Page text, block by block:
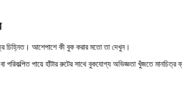
চিহ্নিত। আশেপাশে কী বুক করার মতো তা দেখুন।
পরিকল্পিত পায়ে হাঁটার রুটের সাথে বুকযোগ্য অভিজ্ঞতা খুঁজতে